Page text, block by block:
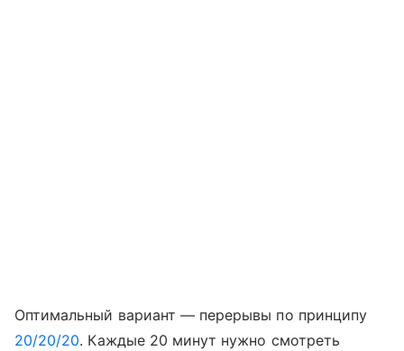
Оптимальный вариант — перерывы по принципу
20/20/20. Каждые 20 минут нужно смотреть